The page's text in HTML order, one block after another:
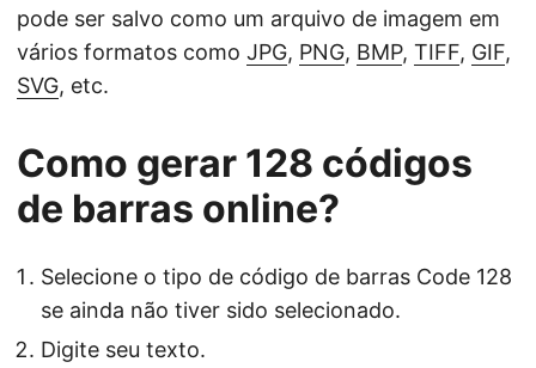
pode ser salvo como um arquivo de imagem em
vários formatos como JPG, PNG, BMP, TIFF, GIF,
SVG, etc.
Como gerar 128 códigos
de barras online?
Selecione o tipo de código de barras Code 128
se ainda não tiver sido selecionado.
Digite seu texto.